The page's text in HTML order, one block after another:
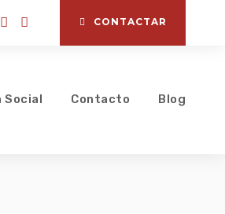
CONTACTAR
Social Contacto Blog